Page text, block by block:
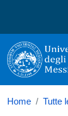
Home Tutte